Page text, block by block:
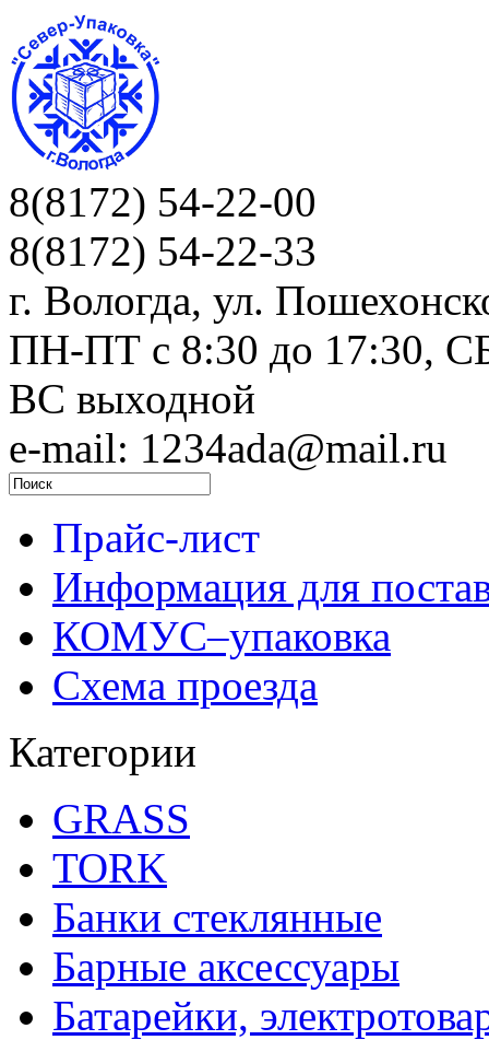
8(8172) 54-22-00
8(8172) 54-22-33
г. Вологда, ул.
ПН-ПТ c 8:30 до 17:30,
ВС выходной
e-mail: 1234ada@mail.ru
Прайс-лист
Информация для
КОМУС–упаковка
Схема проезда
Категории
GRASS
TORK
Банки стеклянные
Барные аксессуары
Батарейки,